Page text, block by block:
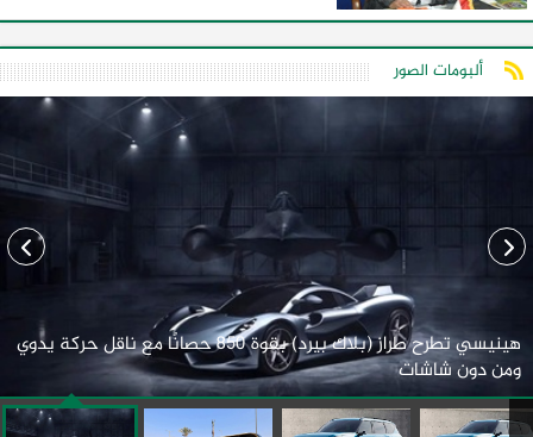
ألبومات الصور
هينيسي تطرح طراز (بلاك بيرد) بقوة 850 حصانًا مع ناقل حركة يدوي
ومن دون شاشات